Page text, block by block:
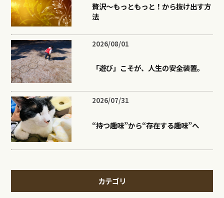
贅沢〜もっともっと！から抜け出す方
法
2026/08/01
「遊び」こそが、人生の安全装置。
2026/07/31
“持つ趣味”から“存在する趣味”へ
カテゴリ